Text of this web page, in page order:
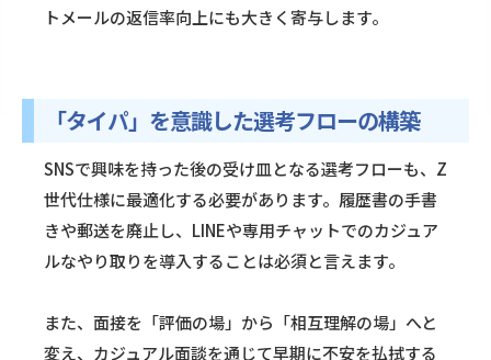
トメールの返信率向上にも大きく寄与します。
「タイパ」を意識した選考フローの構築
SNSで興味を持った後の受け皿となる選考フローも、Z
世代仕様に最適化する必要があります。履歴書の手書
きや郵送を廃止し、LINEや専用チャットでのカジュア
ルなやり取りを導入することは必須と言えます。
また、面接を「評価の場」から「相互理解の場」へと
変え、カジュアル面談を通じて早期に不安を払拭する